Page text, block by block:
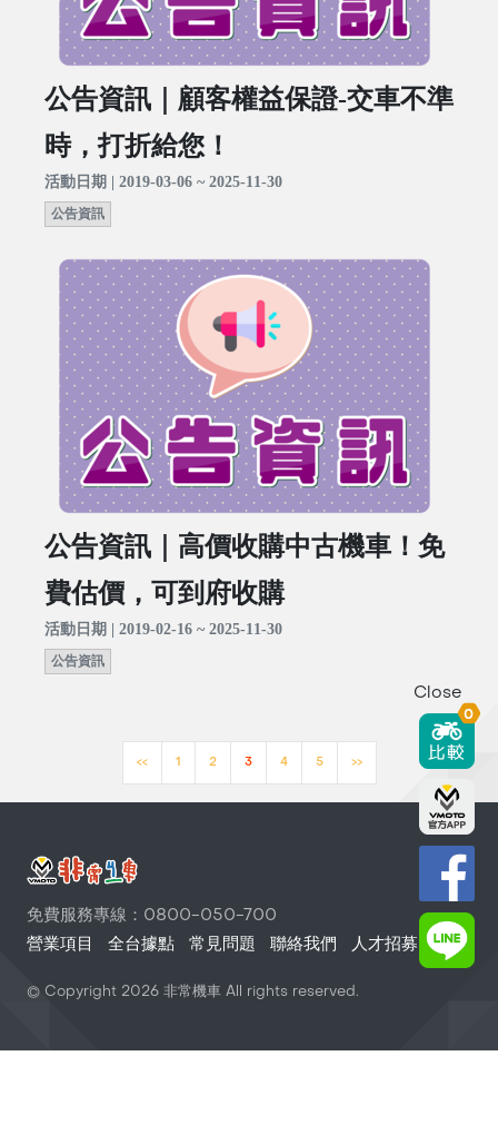
公告資訊｜顧客權益保證-交車不準
時，打折給您！
活動日期 | 2019-03-06 ~ 2025-11-30
公告資訊
公告資訊｜高價收購中古機車！免
費估價，可到府收購
活動日期 | 2019-02-16 ~ 2025-11-30
公告資訊
<< 1 2 3 4 5 >>
免費服務專線：0800-050-700
營業項目
全台據點 常見問題 聯絡我們 人才招募
© Copyright 2026 非常機車 All rights reserved.
Close
0